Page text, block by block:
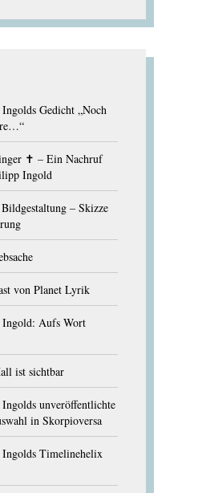
Gedicht „Noch
✝︎ – Ein Nachruf
Ingold
– Skizze
von Planet Lyrik
Aufs Wort
ist sichtbar
unveröffentlichte
in Skorpioversa
Timelinehelix